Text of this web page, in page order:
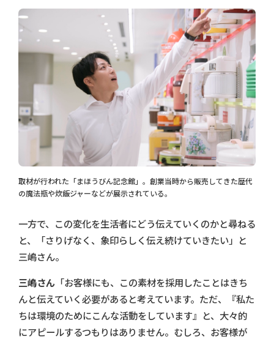
取材が行われた「まほうびん記念館」。創業当時から販売してきた歴代
の魔法瓶や炊飯ジャーなどが展示されている。
一方で、この変化を生活者にどう伝えていくのかと尋ねる
と、「さりげなく、象印らしく伝え続けていきたい」と
三嶋さん。
三嶋さん 「お客様にも、この素材を採用したことはきち
んと伝えていく必要があると考えています。ただ、『私た
ちは環境のためにこんな活動をしています』と、大々的
にアピールするつもりはありません。むしろ、お客様が